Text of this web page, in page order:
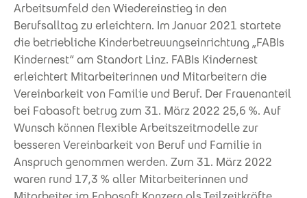
Arbeitsumfeld den Wiedereinstieg in den
Berufsalltag zu erleichtern. Im Januar 2021 startete
die betriebliche Kinderbetreuungseinrichtung „FABIs
Kindernest“ am Standort Linz. FABIs Kindernest
erleichtert Mitarbeiterinnen und Mitarbeitern die
Vereinbarkeit von Familie und Beruf. Der Frauenanteil
bei Fabasoft betrug zum 31. März 2022 25,6 %. Auf
Wunsch können flexible Arbeitszeitmodelle zur
besseren Vereinbarkeit von Beruf und Familie in
Anspruch genommen werden. Zum 31. März 2022
waren rund 17,3 % aller Mitarbeiterinnen und